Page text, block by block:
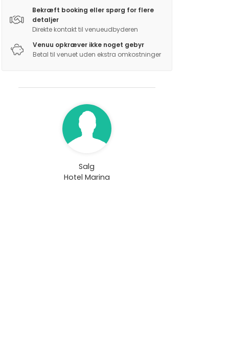
Bekræft booking eller spørg for flere
detaljer
Direkte kontakt til venueudbyderen
Venuu opkræver ikke noget gebyr
Betal til venuet uden ekstra omkostninger
Salg
Hotel Marina